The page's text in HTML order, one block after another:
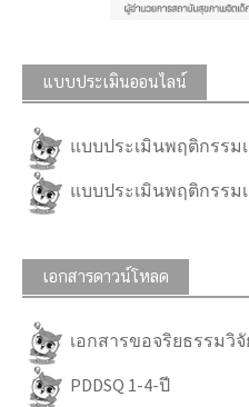
แบบประเมินออนไลน์
แบบประเมินพฤติกรรม
แบบประเมินพฤติกรรม
เอกสารดาวน์โหลด
เอกสารขอจริยธรรมวิ
PDDSQ 1-4-ปี